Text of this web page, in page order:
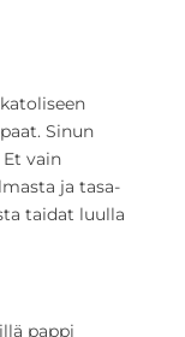
Sinun
vain
ja tasa-
taidat luulla
pappi